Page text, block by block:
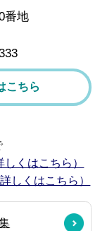
番地
こちら
しくはこちら）
詳しくはこちら）